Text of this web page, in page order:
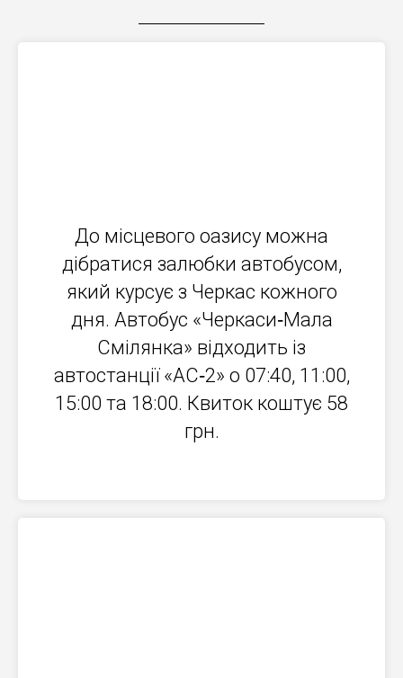
До місцевого оазису можна
дібратися залюбки автобусом,
який курсує з Черкас кожного
дня. Автобус «Черкаси‐Мала
Смілянка» відходить із
автостанції «АС‐2» о 07:40, 11:00,
15:00 та 18:00. Квиток коштує 58
грн.